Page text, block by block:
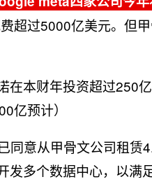
超过5000亿美元。但
在本财年投资超过250
亿预计）
同意从甲骨文公司租赁
发多个数据中心，以满